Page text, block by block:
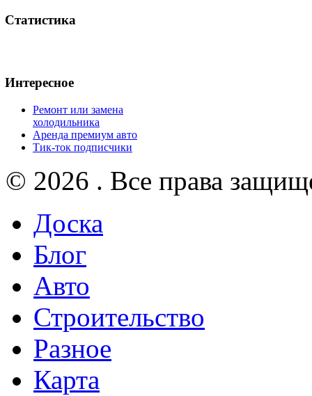
Статистика
Интересное
Ремонт или замена
холодильника
Аренда премиум авто
Тик-ток подписчики
© 2026 . Все права
Доска
Блог
Авто
Строительство
Разное
Карта